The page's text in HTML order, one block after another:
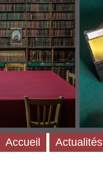
Accueil